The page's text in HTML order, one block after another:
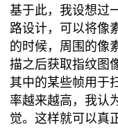
基于此，我设想过
路设计，可以将像
的时候，周围的像
描之后获取指纹图
其中的某些帧用于
率越来越高，我认
觉。这样就可以真